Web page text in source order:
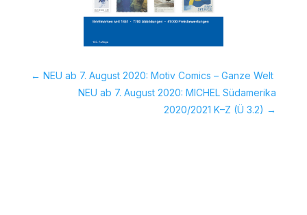
← NEU ab 7. August 2020: Motiv Comics – Ganze Welt
NEU ab 7. August 2020: MICHEL Südamerika
2020/2021 K–Z (Ü 3.2) →